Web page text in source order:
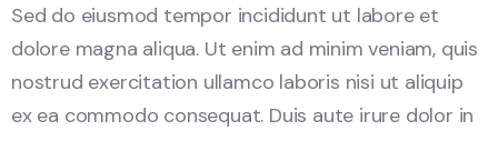
Sed do eiusmod tempor incididunt ut labore et
dolore magna aliqua. Ut enim ad minim veniam, quis
nostrud exercitation ullamco laboris nisi ut aliquip
ex ea commodo consequat. Duis aute irure dolor in